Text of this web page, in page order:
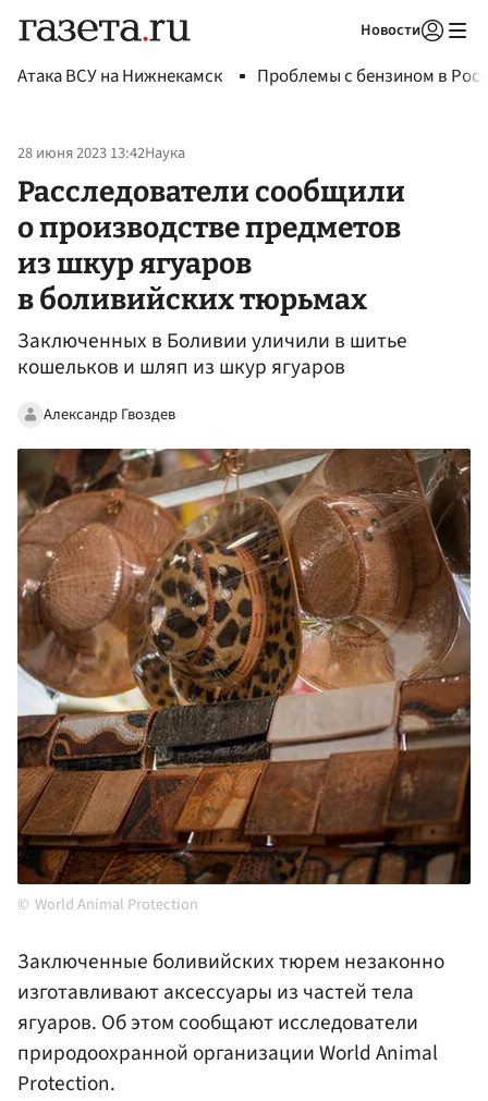
Новости
Атака ВСУ на Нижнекамск Проблемы с бензином в
28 июня 2023 13:42Наука
Расследователи сообщили
о производстве предметов
из шкур ягуаров
в боливийских тюрьмах
Заключенных в Боливии уличили в шитье
кошельков и шляп из шкур ягуаров
Александр Гвоздев
World Animal Protection
Заключенные боливийских тюрем незаконно
изготавливают аксессуары из частей тела
ягуаров. Об этом сообщают исследователи
природоохранной организации World Animal
Protection.